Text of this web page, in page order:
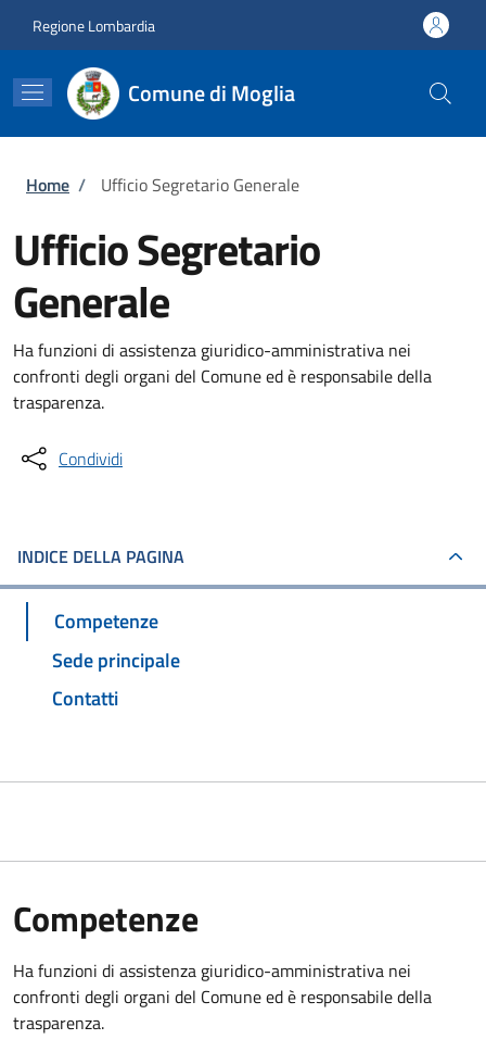
Regione Lombardia
Comune di Moglia
Briciole di pane
Home / Ufficio Segretario Generale
Ufficio Segretario
Generale
Ha funzioni di assistenza giuridico-amministrativa nei
confronti degli organi del Comune ed è responsabile della
trasparenza.
Condividi
INDICE DELLA PAGINA
Competenze
Sede principale
Contatti
Competenze
Ha funzioni di assistenza giuridico-amministrativa nei
confronti degli organi del Comune ed è responsabile della
trasparenza.